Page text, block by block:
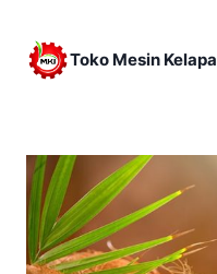
content
Toko Mesin Kelapa